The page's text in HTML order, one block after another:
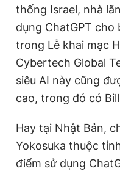
thống Israel, nhà
dụng ChatGPT cho
trong Lễ khai mạc
Cybertech Global
siêu AI này cũng
cao, trong đó có
Hay tại Nhật Bản,
Yokosuka thuộc
điểm sử dụng